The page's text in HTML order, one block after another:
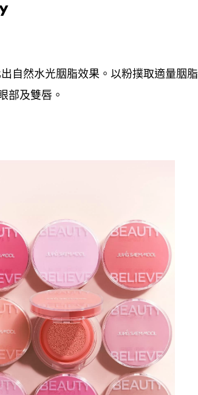
自然水光胭脂效果。以粉撲取適量胭脂
部及雙唇。